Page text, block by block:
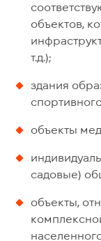
объектов,
т.д.);
здания
объекты
садовые)
объекты,